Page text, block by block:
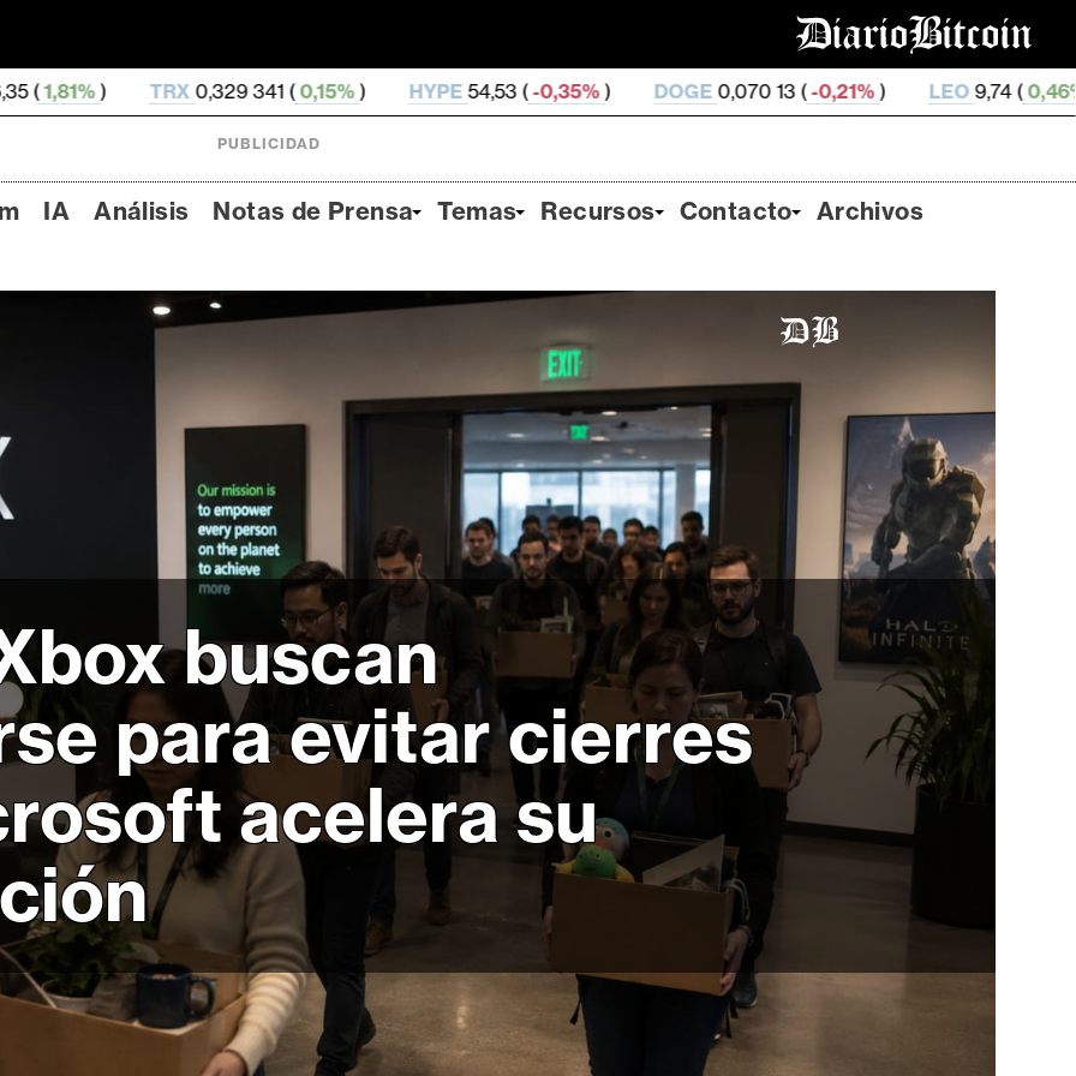
0,329 341 ( 0,15% ) HYPE 54,53 (-0,35%) DOGE0,070 13 ( -0,21%) LEO9,74 (0,46% ZEC
PUBLICIDAD
IA Análisis Notas de Prensa Temas Recursos Contacto Archivos
buscan
para evitar cierres
acelera su